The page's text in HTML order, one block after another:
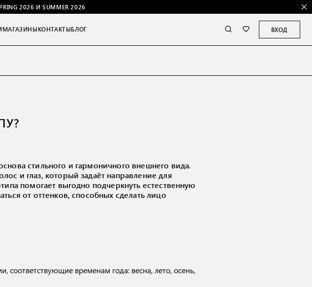
2026 И SUMMER 2026
МАГАЗИНЫКОНТАКТЫБЛОГ ВХОД
стильного и гармоничного внешнего вида.
и глаз, который задаёт направление для
помогает выгодно подчеркнуть естественную
от оттенков, способных сделать лицо
соответствующие временам года: весна, лето, осень,